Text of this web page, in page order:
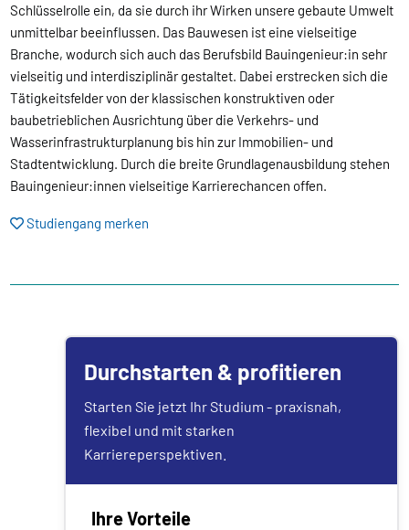
Schlüsselrolle ein, da sie durch ihr Wirken unsere gebaute Umwelt
unmittelbar beeinflussen. Das Bauwesen ist eine vielseitige
Branche, wodurch sich auch das Berufsbild Bauingenieur:in sehr
vielseitig und interdisziplinär gestaltet. Dabei erstrecken sich die
Tätigkeitsfelder von der klassischen konstruktiven oder
baubetrieblichen Ausrichtung über die Verkehrs- und
Wasserinfrastrukturplanung bis hin zur Immobilien- und
Stadtentwicklung. Durch die breite Grundlagenausbildung stehen
Bauingenieur:innen vielseitige Karrierechancen offen.
Studiengang merken
Durchstarten & profitieren
Starten Sie jetzt Ihr Studium - praxisnah,
flexibel und mit starken
Karriereperspektiven.
Ihre Vorteile